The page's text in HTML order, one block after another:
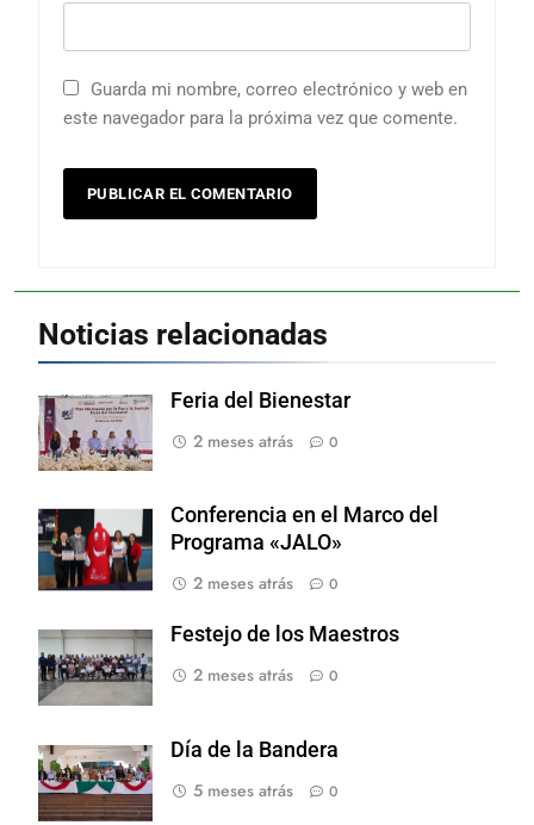
Guarda mi nombre, correo electrónico y web en
este navegador para la próxima vez que comente.
Noticias relacionadas
Feria del Bienestar
2 meses atrás
0
Conferencia en el Marco del
Programa «JALO»
2 meses atrás
0
Festejo de los Maestros
2 meses atrás
0
Día de la Bandera
5 meses atrás
0